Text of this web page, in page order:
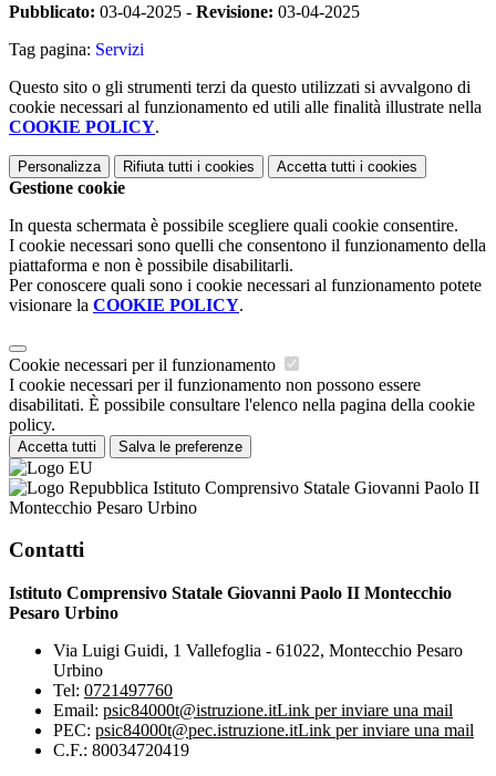
Pubblicato: 03-04-2025 - Revisione: 03-04-2025
Tag pagina: Servizi
Questo sito o gli strumenti terzi da questo utilizzati si avvalgono di
cookie necessari al funzionamento ed utili alle finalità illustrate nella
COOKIE POLICY.
Personalizza Rifiuta tutti i cookies Accetta tutti i cookies
Gestione cookie
In questa schermata è possibile scegliere quali cookie consentire.
I cookie necessari sono quelli che consentono il funzionamento della
piattaforma e non è possibile disabilitarli.
Per conoscere quali sono i cookie necessari al funzionamento potete
visionare la COOKIE POLICY.
Cookie necessari per il funzionamento
I cookie necessari per il funzionamento non possono essere
disabilitati. È possibile consultare l'elenco nella pagina della cookie
policy.
Accetta tutti Salva le preferenze
Istituto Comprensivo Statale Giovanni Paolo II
Montecchio Pesaro Urbino
Contatti
Istituto Comprensivo Statale Giovanni Paolo II Montecchio
Pesaro Urbino
Via Luigi Guidi, 1 Vallefoglia - 61022, Montecchio Pesaro
Urbino
Tel: 0721497760
Email: psic84000t@istruzione.itLink per inviare una mail
PEC: psic84000t@pec.istruzione.itLink per inviare una mail
C.F.: 80034720419